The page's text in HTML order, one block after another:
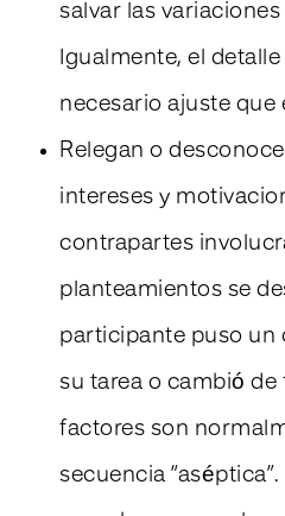
salvar las variaciones
Igualmente, el
necesario ajuste que
Relegan o
intereses y
contrapartes
planteamientos se
participante puso un
su tarea o cambió
factores son
secuencia